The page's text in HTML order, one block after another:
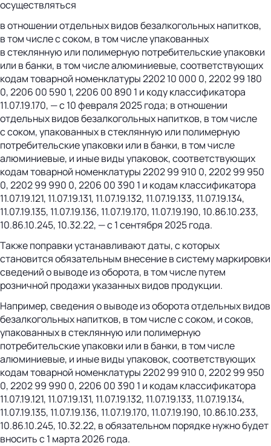
осуществляться
в отношении отдельных видов безалкогольных напитков,
в том числе с соком, в том числе упакованных
в стеклянную или полимерную потребительские упаковки
или в банки, в том числе алюминиевые, соответствующих
кодам товарной номенклатуры 2202 10 000 0, 2202 99 180
0, 2206 00 590 1, 2206 00 890 1 и коду классификатора
11.07.19.170, — с 10 февраля 2025 года; в отношении
отдельных видов безалкогольных напитков, в том числе
с соком, упакованных в стеклянную или полимерную
потребительские упаковки или в банки, в том числе
алюминиевые, и иные виды упаковок, соответствующих
кодам товарной номенклатуры 2202 99 910 0, 2202 99 950
0, 2202 99 990 0, 2206 00 390 1 и кодам классификатора
11.07.19.121, 11.07.19.131, 11.07.19.132, 11.07.19.133, 11.07.19.134,
11.07.19.135, 11.07.19.136, 11.07.19.170, 11.07.19.190, 10.86.10.233,
10.86.10.245, 10.32.22, — с 1 сентября 2025 года.
Также поправки устанавливают даты, с которых
становится обязательным внесение в систему маркировки
сведений о выводе из оборота, в том числе путем
розничной продажи указанных видов продукции.
Например, сведения о выводе из оборота отдельных видов
безалкогольных напитков, в том числе с соком, и соков,
упакованных в стеклянную или полимерную
потребительские упаковки или в банки, в том числе
алюминиевые, и иные виды упаковок, соответствующих
кодам товарной номенклатуры 2202 99 910 0, 2202 99 950
0, 2202 99 990 0, 2206 00 390 1 и кодам классификатора
11.07.19.121, 11.07.19.131, 11.07.19.132, 11.07.19.133, 11.07.19.134,
11.07.19.135, 11.07.19.136, 11.07.19.170, 11.07.19.190, 10.86.10.233,
10.86.10.245, 10.32.22, в обязательном порядке нужно будет
вносить с 1 марта 2026 года.